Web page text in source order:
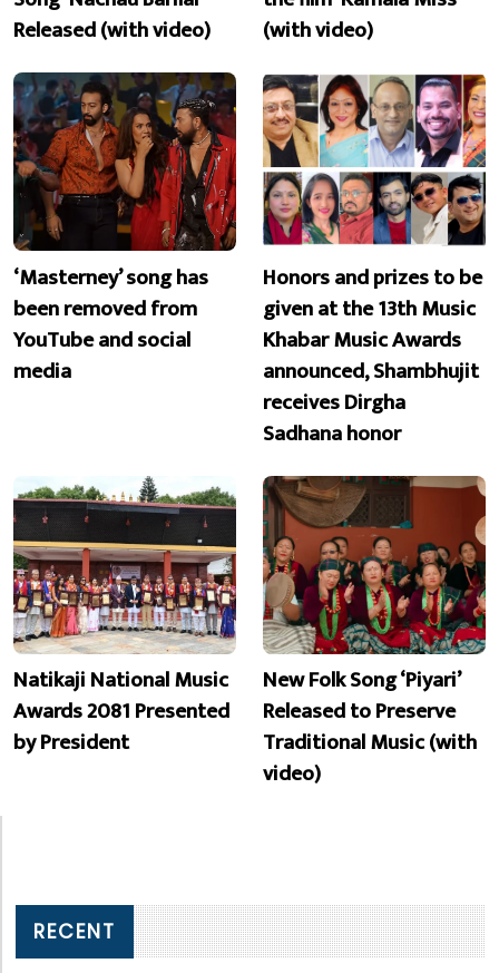
Released (with video)
(with video)
‘Masterney’ song has
been removed from
YouTube and social
media
Honors and prizes to be
given at the 13th Music
Khabar Music Awards
announced, Shambhujit
receives Dirgha
Sadhana honor
Natikaji National Music
Awards 2081 Presented
by President
New Folk Song ‘Piyari’
Released to Preserve
Traditional Music (with
video)
RECENT